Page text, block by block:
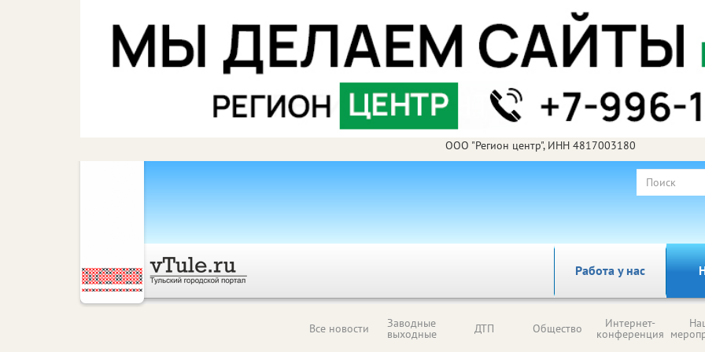
ООО "Регион центр", ИНН 4817003180
Работа у нас
Все новости Заводные
выходные ДТП Общество Интернет-
конференция